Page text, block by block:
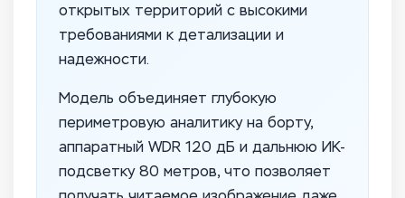
открытых территорий с высокими
требованиями к детализации и
надежности.
Модель объединяет глубокую
периметровую аналитику на борту,
аппаратный WDR 120 дБ и дальнюю ИК-
подсветку 80 метров, что позволяет